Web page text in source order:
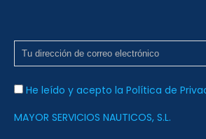
He leído y acepto la Política de
MAYOR SERVICIOS NAUTICOS, S.L.